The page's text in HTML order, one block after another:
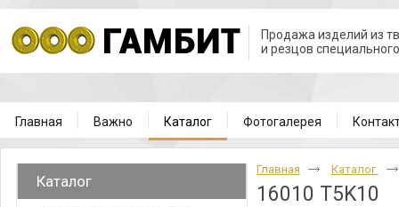
Продажа изделий из
и резцов
Главная Важно Каталог Фотогалерея
Каталог
Главная Каталог
16010 T5K10